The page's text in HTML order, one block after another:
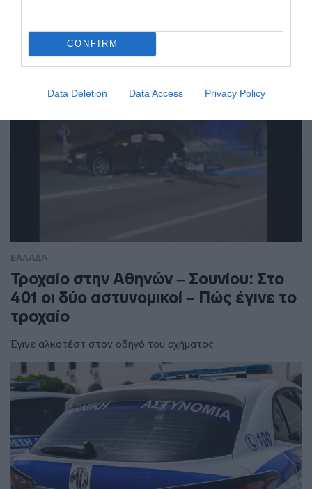
CONFIRM
Data Deletion Data Access Privacy Policy
βάζει τέλος στις καθυστερήσεις
ΕΛΛΑΔΑ
Τροχαίο στην Αθηνών – Σουνίου: Στο
401 οι δύο αστυνομικοί – Πώς έγινε το
τροχαίο
Έγινε αλκοτέστ στον οδηγό του οχήματος